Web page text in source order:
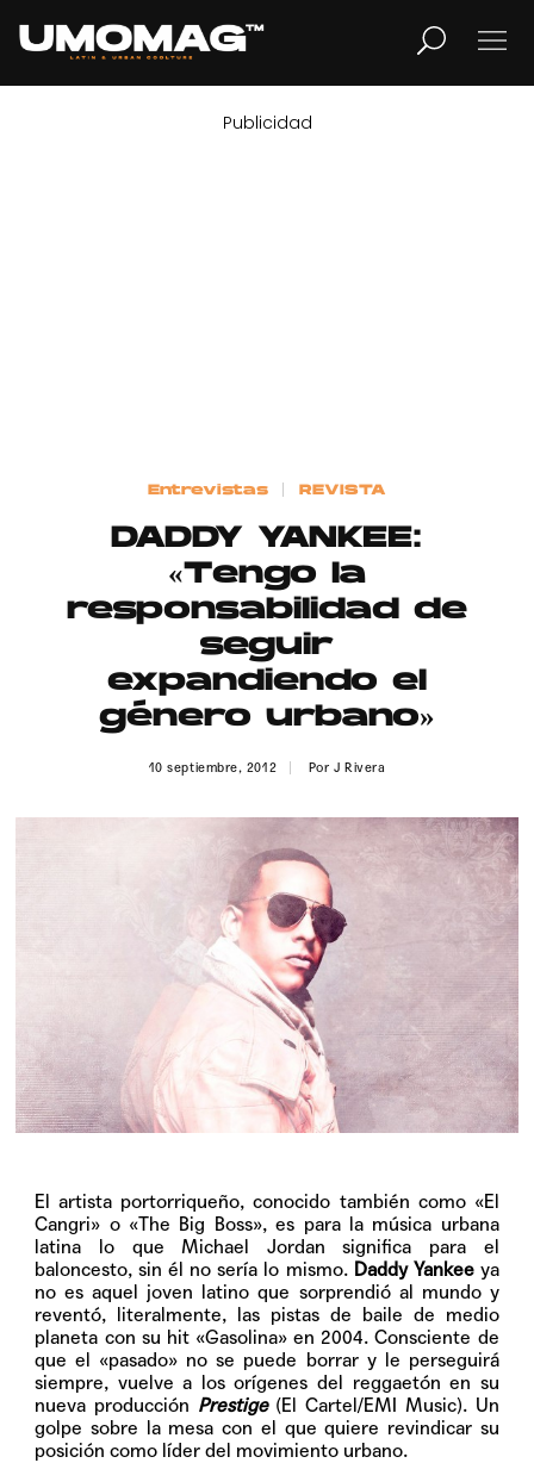
LIFESTYLE
Contacto
Aviso Legal
© 2015-2022 UMOMAG. PROPIEDAD DE UMO agency. TODOS LOS
Publicidad
Entrevistas REVISTA
DADDY YANKEE:
«Tengo la
responsabilidad de
seguir
expandiendo el
género urbano»
10 septiembre, 2012 Por J Rivera
El artista portorriqueño, conocido también como «El
Cangri» o «The Big Boss», es para la música urbana
latina lo que Michael Jordan significa para el
baloncesto, sin él no sería lo mismo.Daddy Yankeeya
no es aquel joven latino que sorprendió al mundo y
reventó, literalmente, las pistas de baile de medio
planeta con su hit «Gasolina» en 2004. Consciente de
que el «pasado» no se puede borrar y le perseguirá
siempre, vuelve a los orígenes del reggaetón en su
nueva producción Prestige(El Cartel/EMI Music). Un
golpe sobre la mesa con el que quiere revindicar su
posición como líder del movimiento urbano.